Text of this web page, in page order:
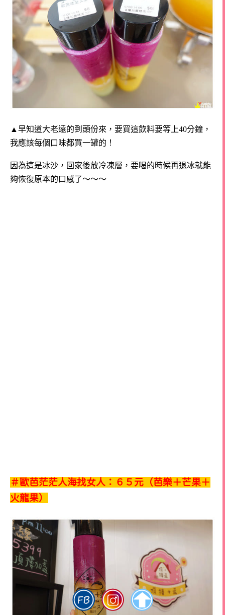
▲早知道大老遠的到頭份來，要買這飲料要等上40分鐘，
我應該每個口味都買一罐的！
因為這是冰沙，回家後放冷凍層，要喝的時候再退冰就能
夠恢復原本的口感了～～～
＃歐芭茫茫人海找女人：６５元（芭樂＋芒果＋
火龍果）